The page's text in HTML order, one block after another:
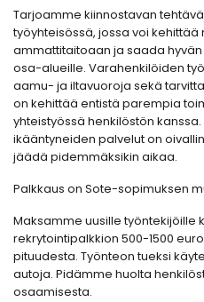
Tarjoamme kiinnostavan
työyhteisössä, jossa voi kehittää
ammattitaitoaan ja saada
osa-alueille. Varahenkilöiden
aamu- ja iltavuoroja sekä
on kehittää entistä parempia
yhteistyössä henkilöstön
ikääntyneiden palvelut on
jäädä pidemmäksikin aikaa.
Palkkaus on Sote-sopimuksen
Maksamme uusille työntekijöille
rekrytointipalkkion 500-1500
pituudesta. Työnteon tueksi
autoja. Pidämme huolta
osaamisesta.